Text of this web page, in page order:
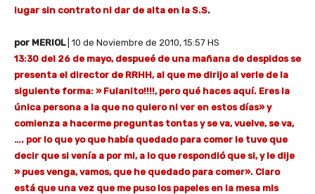
lugar sin contrato ni dar de alta en la S.S.
por MERIOL| 10 de Noviembre de 2010, 15:57 HS
13:30 del 26 de mayo, despueé de una mañana de despidos se
presenta el director de RRHH, al que me dirijo al verle de la
siguiente forma: » Fulanito!!!!, pero qué haces aquí. Eres la
única persona a la que no quiero ni ver en estos días» y
comienza a hacerme preguntas tontas y se va, vuelve, se va,
…. por lo que yo que había quedado para comer le tuve que
decir que si venía a por mi, a lo que respondió que si, y le dije
» pues venga, vamos, que he quedado para comer». Claro
está que una vez que me puso los papeles en la mesa mis